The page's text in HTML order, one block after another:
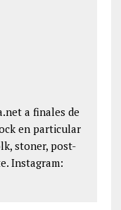
a finales de
en particular
stoner, post-
Instagram: